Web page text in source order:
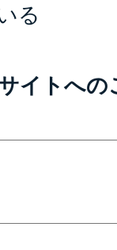
る
イトへ